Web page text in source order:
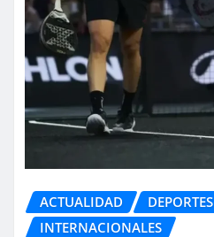
ACTUALIDAD
DEPORTES
INTERNACIONALES